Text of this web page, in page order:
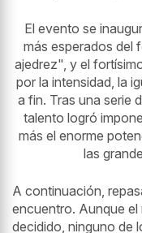
El evento se
más esperados del
ajedrez", y el
por la intensidad, la
a fin. Tras una serie
talento logró
más el enorme
las
A continuación,
encuentro. Aunque
decidido, ninguno de